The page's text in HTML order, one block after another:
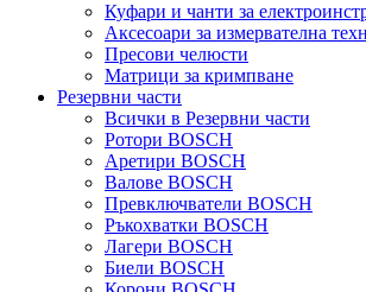
Куфари и чанти за
Аксесоари за измервателна
Пресови челюсти
Матрици за кримпване
Резервни части
Всички в Резервни части
Ротори BOSCH
Аретири BOSCH
Валове BOSCH
Превключватели BOSCH
Ръкохватки BOSCH
Лагери BOSCH
Биели BOSCH